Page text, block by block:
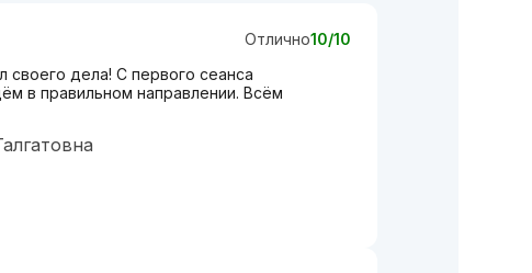
Отлично10/10
своего дела! С первого сеанса
в правильном направлении. Всём